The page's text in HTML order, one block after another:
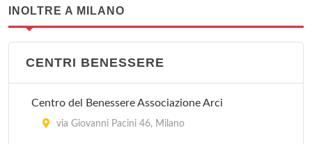
INOLTRE A MILANO
CENTRI BENESSERE
Centro del Benessere Associazione Arci
via Giovanni Pacini 46, Milano